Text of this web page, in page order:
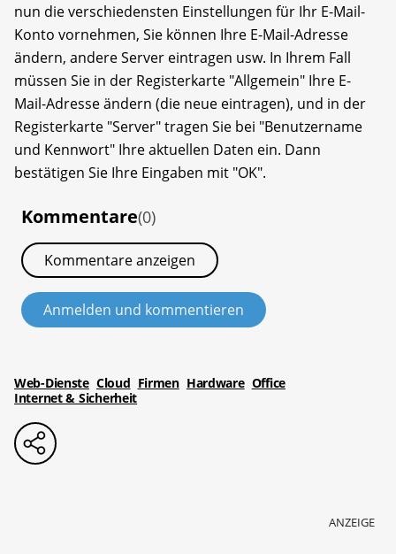
nun die verschiedensten Einstellungen für Ihr E-Mail-
Konto vornehmen, Sie können Ihre E-Mail-Adresse
ändern, andere Server eintragen usw. In Ihrem Fall
müssen Sie in der Registerkarte "Allgemein" Ihre E-
Mail-Adresse ändern (die neue eintragen), und in der
Registerkarte "Server" tragen Sie bei "Benutzername
und Kennwort" Ihre aktuellen Daten ein. Dann
bestätigen Sie Ihre Eingaben mit "OK".
Kommentare(0)
Kommentare anzeigen
Anmelden und kommentieren
Web-Dienste Cloud Firmen Hardware Office
Internet & Sicherheit
ANZEIGE